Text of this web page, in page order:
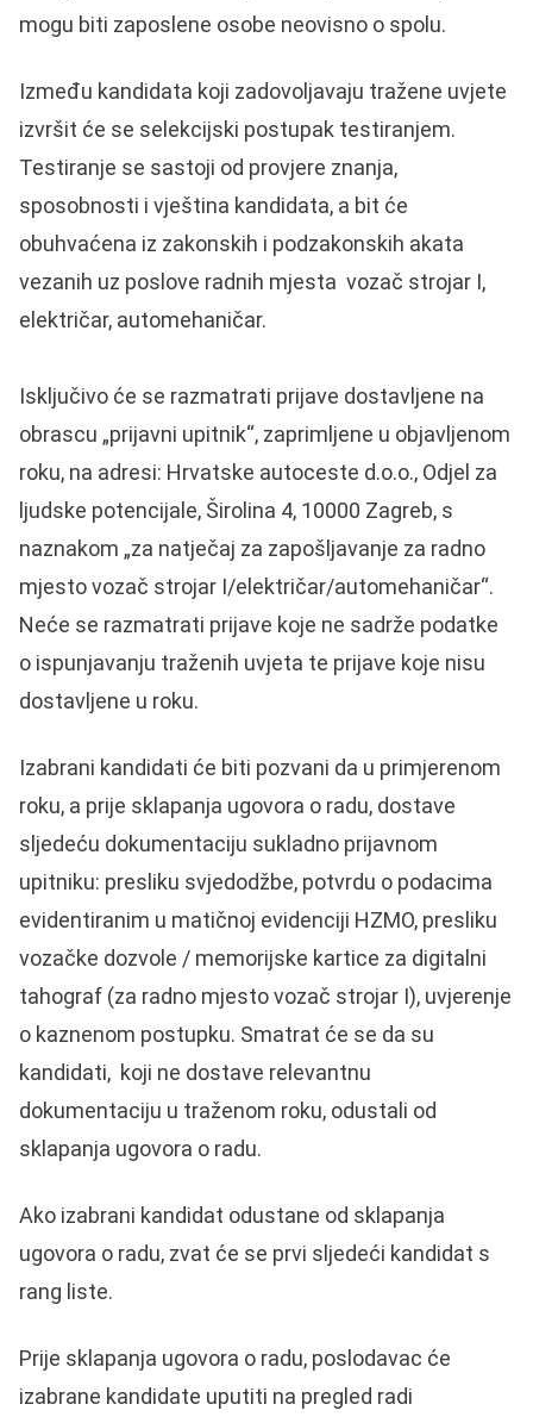
mogu biti zaposlene osobe neovisno o spolu.
Između kandidata koji zadovoljavaju tražene uvjete
izvršit će se selekcijski postupak testiranjem.
Testiranje se sastoji od provjere znanja,
sposobnosti i vještina kandidata, a bit će
obuhvaćena iz zakonskih i podzakonskih akata
vezanih uz poslove radnih mjesta vozač strojar I,
električar, automehaničar.
Isključivo će se razmatrati prijave dostavljene na
obrascu „prijavni upitnik“, zaprimljene u objavljenom
roku, na adresi: Hrvatske autoceste d.o.o., Odjel za
ljudske potencijale, Širolina 4, 10000 Zagreb, s
naznakom „za natječaj za zapošljavanje za radno
mjesto vozač strojar I/električar/automehaničar“.
Neće se razmatrati prijave koje ne sadrže podatke
o ispunjavanju traženih uvjeta te prijave koje nisu
dostavljene u roku.
Izabrani kandidati će biti pozvani da u primjerenom
roku, a prije sklapanja ugovora o radu, dostave
sljedeću dokumentaciju sukladno prijavnom
upitniku: presliku svjedodžbe, potvrdu o podacima
evidentiranim u matičnoj evidenciji HZMO, presliku
vozačke dozvole / memorijske kartice za digitalni
tahograf (za radno mjesto vozač strojar I), uvjerenje
o kaznenom postupku. Smatrat će se da su
kandidati, koji ne dostave relevantnu
dokumentaciju u traženom roku, odustali od
sklapanja ugovora o radu.
Ako izabrani kandidat odustane od sklapanja
ugovora o radu, zvat će se prvi sljedeći kandidat s
rang liste.
Prije sklapanja ugovora o radu, poslodavac će
izabrane kandidate uputiti na pregled radi